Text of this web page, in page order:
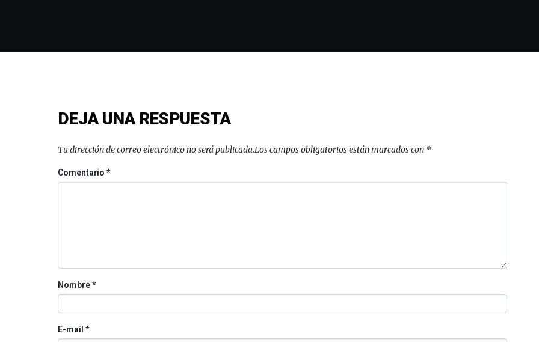
DEJA UNA RESPUESTA
Tu dirección de correo electrónico no será publicada.Los campos obligatorios están marcados con *
Comentario*
Nombre*
E-mail *